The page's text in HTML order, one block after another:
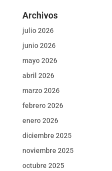
Archivos
julio 2026
junio 2026
mayo 2026
abril 2026
marzo 2026
febrero 2026
enero 2026
diciembre 2025
noviembre 2025
octubre 2025